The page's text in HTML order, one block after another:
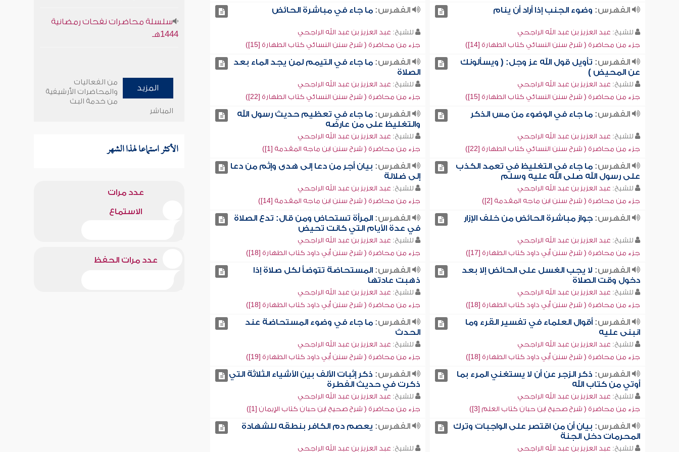
الفهرس: وضوء الجنب إذا أراد أن ينام
للشيخ: عبد العزيز بن عبد الله الراجحي
جزء من محاضرة ( شرح سنن النسائي كتاب الطهارة [14])
الفهرس: ما جاء في مباشرة الحائض
للشيخ: عبد العزيز بن عبد الله الراجحي
جزء من محاضرة ( شرح سنن النسائي كتاب الطهارة [15])
الفهرس: تأويل قول الله عز وجل: ( ويسألونك
عن المحيض )
للشيخ: عبد العزيز بن عبد الله الراجحي
جزء من محاضرة ( شرح سنن النسائي كتاب الطهارة [15])
الفهرس: ما جاء في التيمم لمن يجد الماء بعد
الصلاة
للشيخ: عبد العزيز بن عبد الله الراجحي
جزء من محاضرة ( شرح سنن النسائي كتاب الطهارة [22])
الفهرس:ما جاء في الوضوء من مس الذكر
للشيخ: عبد العزيز بن عبد الله الراجحي
جزء من محاضرة ( شرح سنن النسائي كتاب الطهارة [22])
الفهرس: ما جاء في تعظيم حديث رسول الله
والتغليظ على من عارضه
للشيخ: عبد العزيز بن عبد الله الراجحي
جزء من محاضرة ( شرح سنن ابن ماجه المقدمة [1])
الفهرس:ما جاء في التغليظ في تعمد الكذب
على رسول الله صلى الله عليه وسلم
للشيخ: عبد العزيز بن عبد الله الراجحي
جزء من محاضرة ( شرح سنن ابن ماجه المقدمة [2])
الفهرس: بيان أجر من دعا إلى هدى وإثم من دعا
إلى ضلالة
للشيخ: عبد العزيز بن عبد الله الراجحي
جزء من محاضرة ( شرح سنن ابن ماجه المقدمة [14])
الفهرس:جواز مباشرة الحائض من خلف الإزار
للشيخ: عبد العزيز بن عبد الله الراجحي
جزء من محاضرة ( شرح سنن أبي داود كتاب الطهارة [17])
الفهرس: المرأة تستحاض ومن قال: تدع الصلاة
في عدة الأيام التي كانت تحيض
للشيخ: عبد العزيز بن عبد الله الراجحي
جزء من محاضرة ( شرح سنن أبي داود كتاب الطهارة [18])
الفهرس: لا يجب الغسل على الحائض إلا بعد
دخول وقت الصلاة
للشيخ: عبد العزيز بن عبد الله الراجحي
جزء من محاضرة ( شرح سنن أبي داود كتاب الطهارة [18])
الفهرس: المستحاضة تتوضأ لكل صلاة إذا
ذهبت عادتها
للشيخ: عبد العزيز بن عبد الله الراجحي
جزء من محاضرة ( شرح سنن أبي داود كتاب الطهارة [18])
الفهرس:أقوال العلماء في تفسير القرء وما
انبنى عليه
للشيخ: عبد العزيز بن عبد الله الراجحي
جزء من محاضرة ( شرح سنن أبي داود كتاب الطهارة [18])
الفهرس: ما جاء في وضوء المستحاضة عند
الحدث
للشيخ: عبد العزيز بن عبد الله الراجحي
جزء من محاضرة ( شرح سنن أبي داود كتاب الطهارة [19])
الفهرس: ذكر الزجر عن أن لا يستغني المرء بما
أوتي من كتاب الله
للشيخ: عبد العزيز بن عبد الله الراجحي
جزء من محاضرة ( شرح صحيح ابن حبان كتاب العلم [3])
الفهرس: ذكر إثبات الألف بين الأشياء الثلاثة التي
ذكرت في حديث الفطرة
للشيخ: عبد العزيز بن عبد الله الراجحي
جزء من محاضرة ( شرح صحيح ابن حبان كتاب الإيمان [1])
الفهرس: بيان أن من اقتصر على الواجبات وترك
المحرمات دخل الجنة
للشيخ: عبد العزيز بن عبد الله الراجحي
الفهرس: يعصم دم الكافر بنطقه للشهادة
للشيخ: عبد العزيز بن عبد الله الراجحي
سلسلة محاضرات نفحات رمضانية
1444هـ
المزيد
من الفعاليات
والمحاضرات الأرشيفية
من خدمة البث
المباشر
الأكثر استماعا لهذا الشهر
عدد مرات
الاستماع
عدد مرات الحفظ